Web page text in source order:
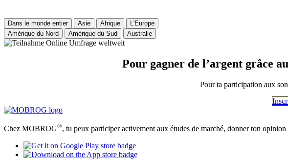
Dans le monde entier Asie Afrique
L'Europe
Amérique du Nord
Amérique du Sud Australie
Pour gagner de l’argent grâce
Pour ta participation aux
Chez MOBROG®, tu peux participer activement aux études de marché, donner ton opinion